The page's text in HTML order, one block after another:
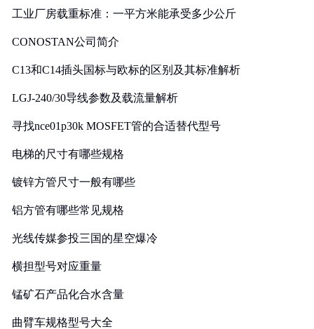
工业厂房载重标准：一平方米能承受多少公斤
CONOSTAN公司简介
C13和C14插头国标与欧标的区别及其标准解析
LGJ-240/30导线参数及载流量解析
寻找nce01p30k MOSFET管的合适替代型号
电梯的尺寸有哪些规格
镀锌方管尺寸一般有哪些
铝方管有哪些常见规格
光线传媒参投三国的星空爆冷
横担型号对应重量
锰矿石产品化合水含量
曲臂车规格型号大全